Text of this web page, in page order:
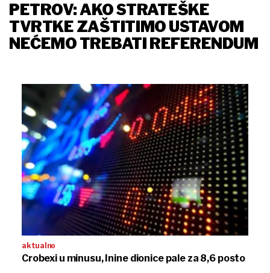
PETROV: AKO STRATEŠKE
TVRTKE ZAŠTITIMO USTAVOM
NEĆEMO TREBATI REFERENDUM
aktualno
Crobexi u minusu, Inine dionice pale za 8,6 posto